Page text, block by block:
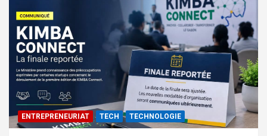
ENTREPRENEURIAT TECH TECHNOLOGIE